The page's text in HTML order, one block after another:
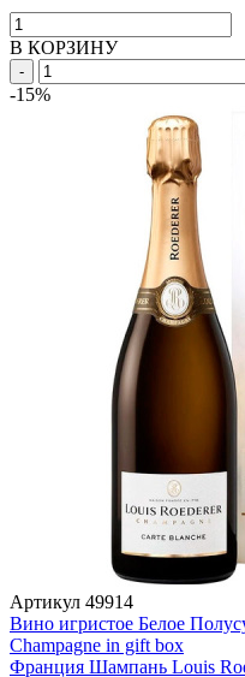
В КОРЗИНУ
-
-15%
Артикул 49914
Вино игристое Белое
Champagne in gift box
Франция Шампань Louis